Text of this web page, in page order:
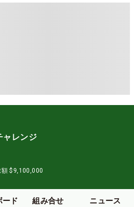
ャレンジ
額 $9,100,000
ード 組み合せ ニュース